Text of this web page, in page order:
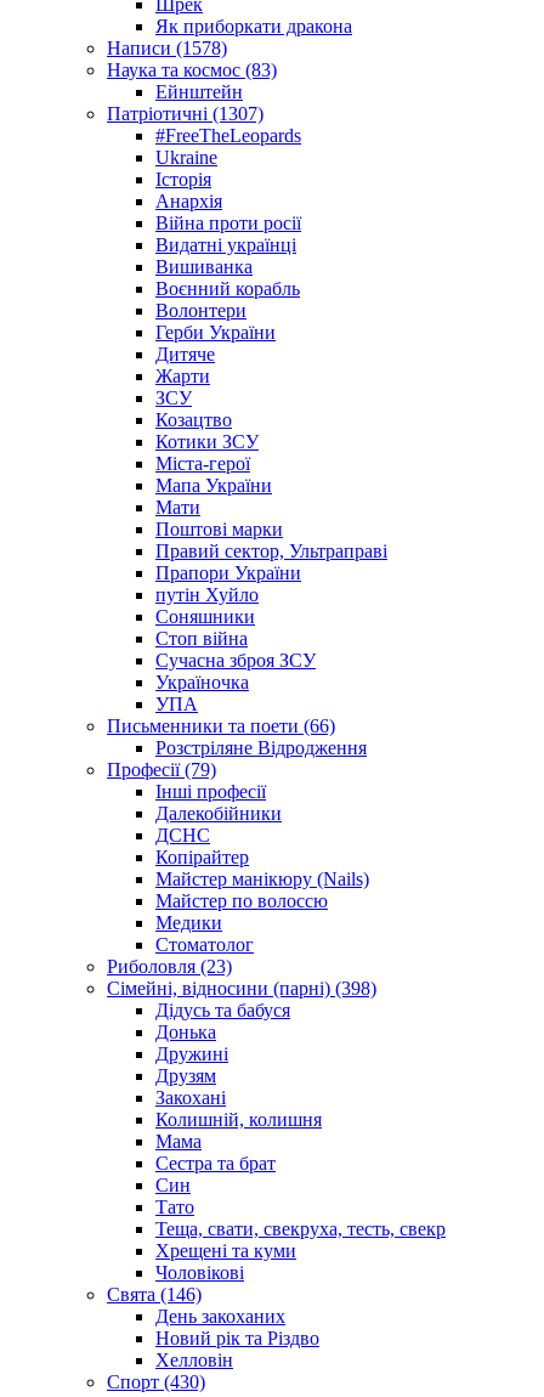
Шрек
Як приборкати дракона
Написи (1578)
Наука та космос (83)
Ейнштейн
Патріотичні (1307)
#FreeTheLeopards
Ukraine
Історія
Анархія
Війна проти росії
Видатні українці
Вишиванка
Воєнний корабль
Волонтери
Герби України
Дитяче
Жарти
ЗСУ
Козацтво
Котики ЗСУ
Міста-герої
Мапа України
Мати
Поштові марки
Правий сектор, Ультраправі
Прапори України
путін Хуйло
Соняшники
Стоп війна
Сучасна зброя ЗСУ
Україночка
УПА
Письменники та поети (66)
Розстріляне Відродження
Професії (79)
Інші професії
Далекобійники
ДСНС
Копірайтер
Майстер манікюру (Nails)
Майстер по волоссю
Медики
Стоматолог
Риболовля (23)
Сімейні, відносини (парні) (398)
Дідусь та бабуся
Донька
Дружині
Друзям
Закохані
Колишній, колишня
Мама
Сестра та брат
Син
Тато
Теща, свати, свекруха, тесть, свекр
Хрещені та куми
Чоловікові
Свята (146)
День закоханих
Новий рік та Різдво
Хелловін
Спорт (430)